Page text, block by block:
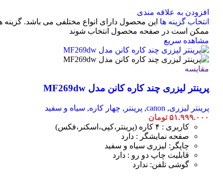
افزودن به علاقه مندی
انتخاب گزینه ها این محصول دارای انواع مختلفی می باشد. گزینه
ممکن است در صفحه محصول انتخاب شوند
مشاهده سریع
مقایسه
پرینتر لیزری چند کاره کانن مدل MF269dw
پرینتر لیزری,
canon
, پرینتر , چهار کاره, سیاه و سفید
۵۱.۹۹۹.۰۰۰ تومان
کاربری : ۴ کاره (پرینتر،کپی،اسکنر،فکس)
صفحه نمایشگر : دارد
چاپگر: لیزری سیاه و سفید
قابلیت چاپ دو رو : دارد
گوشی تلفن: ندارد